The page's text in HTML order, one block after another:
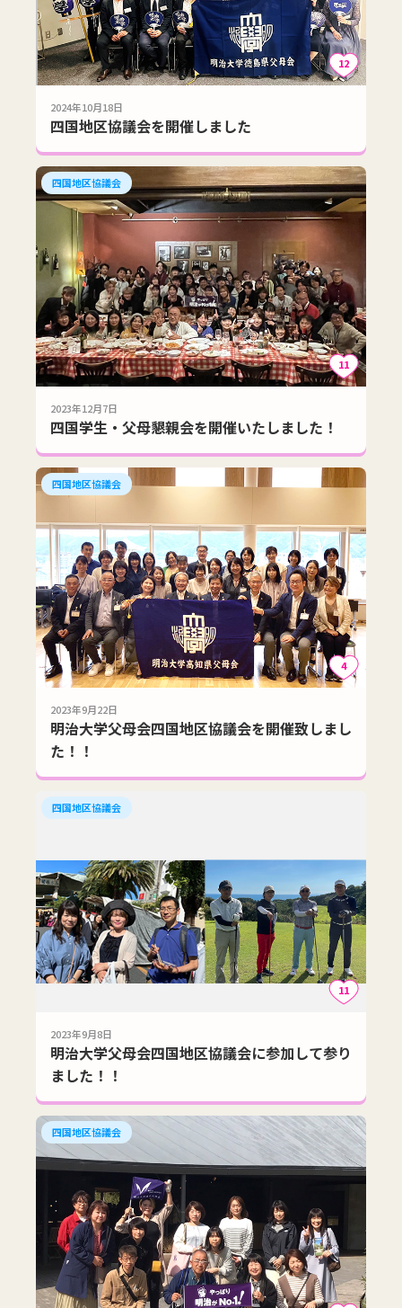
12
2024年10月18日
四国地区協議会を開催しました
四国地区協議会
11
2023年12月7日
四国学生・父母懇親会を開催いたしました！
四国地区協議会
4
2023年9月22日
明治大学父母会四国地区協議会を開催致しまし
た！！
四国地区協議会
11
2023年9月8日
明治大学父母会四国地区協議会に参加して参り
ました！！
四国地区協議会